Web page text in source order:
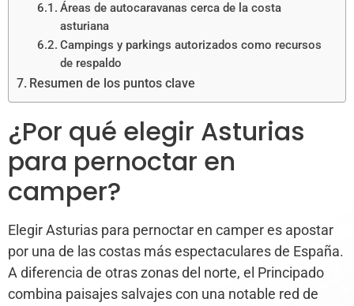
Áreas de autocaravanas cerca de la costa
asturiana
Campings y parkings autorizados como recursos
de respaldo
Resumen de los puntos clave
¿Por qué elegir Asturias
para pernoctar en
camper?
Elegir Asturias para pernoctar en camper es apostar
por una de las costas más espectaculares de España.
A diferencia de otras zonas del norte, el Principado
combina paisajes salvajes con una notable red de